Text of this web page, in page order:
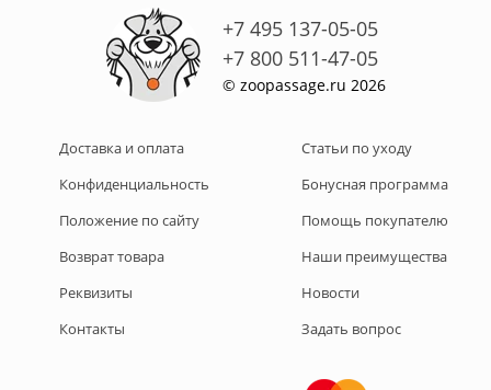
+7 495 137-05-05
+7 800 511-47-05
© zoopassage.ru 2026
Доставка и оплата
Конфиденциальность
Положение по сайту
Возврат товара
Реквизиты
Контакты
Статьи по уходу
Бонусная программа
Помощь покупателю
Наши преимущества
Новости
Задать вопрос